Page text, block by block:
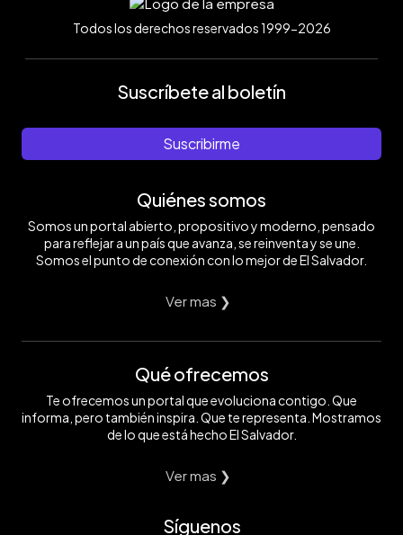
Todos los derechos reservados 1999-2026
Suscríbete al boletín
Suscribirme
Quiénes somos
Somos un portal abierto, propositivo y moderno, pensado
para reflejar a un país que avanza, se reinventa y se une.
Somos el punto de conexión con lo mejor de El Salvador.
Ver mas ❯
Qué ofrecemos
Te ofrecemos un portal que evoluciona contigo. Que
informa, pero también inspira. Que te representa. Mostramos
de lo que está hecho El Salvador.
Ver mas ❯
Síguenos